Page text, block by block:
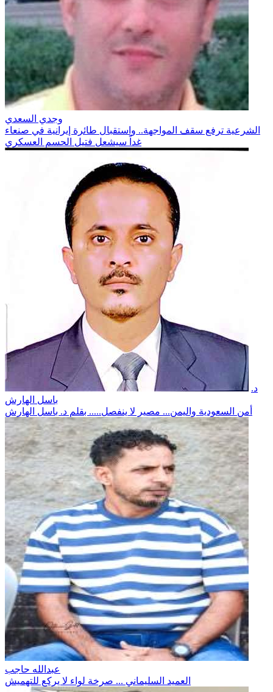
وجدي السعدي
الشرعية ترفع سقف المواجهة.. واستقبال طائرة إيرانية في صنعاء
غداً سيشعل فتيل الحسم العسكري
د.
باسل الهارش
أمن السعودية واليمن... مصير لا ينفصل..... بقلم د. باسل الهارش
عبدالله حاجب
العميد السليماني ... صرخة لواء لا يركع للتهميش